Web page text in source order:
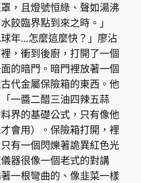
，且燈號恒綠、聲如湯沸
餃臨界點到來之時。」
球年…怎麼這麼快？」廖沾
，衝到後廚，打開了一個
的暗門。暗門裡放著一個
代金屬保險箱的東西。他
一醬二醋三油四辣五蒜
界的基礎公式，只有像他
會用）。保險箱打開，裡
有一個閃爍著詭異紅色光
器很像一個老式的對講
一根彎曲的、像韭菜一樣